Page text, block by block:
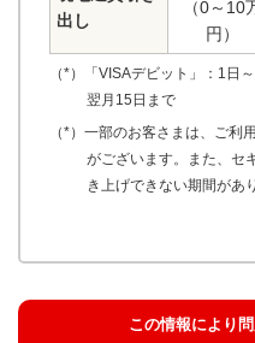
出し
（0～10
円）
（*）「VISAデビット」：1日
翌月15日まで
（*）一部のお客さまは、ご利
がございます。また、セ
き上げできない期間があ
この情報により